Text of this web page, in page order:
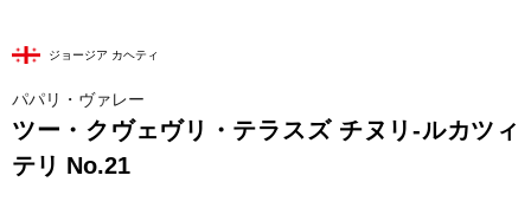
ジョージア カヘティ
パパリ・ヴァレー
ツー・クヴェヴリ・テラスズ チヌリ-ルカツィ
テリ No.21